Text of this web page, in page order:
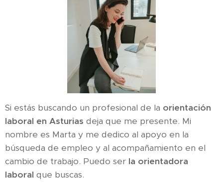
Si estás buscando un profesional de la orientación
laboral en Asturias deja que me presente. Mi
nombre es Marta y me dedico al apoyo en la
búsqueda de empleo y al acompañamiento en el
cambio de trabajo. Puedo ser la orientadora
laboral que buscas.